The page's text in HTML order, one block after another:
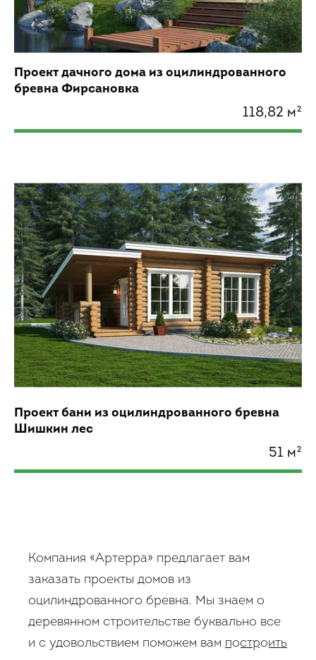
Проект дачного дома из оцилиндрованного
бревна Фирсановка
118,82 м²
Проект бани из оцилиндрованного бревна
Шишкин лес
51 м²
Компания «Артерра» предлагает вам
заказать проекты домов из
оцилиндрованного бревна. Мы знаем о
деревянном строительстве буквально все
и с удовольствием поможем вам построить